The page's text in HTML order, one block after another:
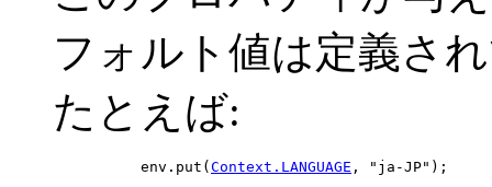
フォルト値は定義さ
たとえば:
env.put(Context.LANGUAGE , "ja-JP");